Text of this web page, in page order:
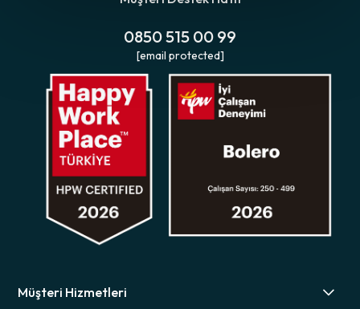
0850 515 00 99
[email protected]
Müşteri Hizmetleri